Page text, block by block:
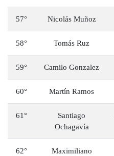
57° Nicolás Muñoz
58° Tomás Ruz
59° Camilo Gonzalez
60° Martín Ramos
61°
Santiago
Ochagavía
62°
Maximiliano